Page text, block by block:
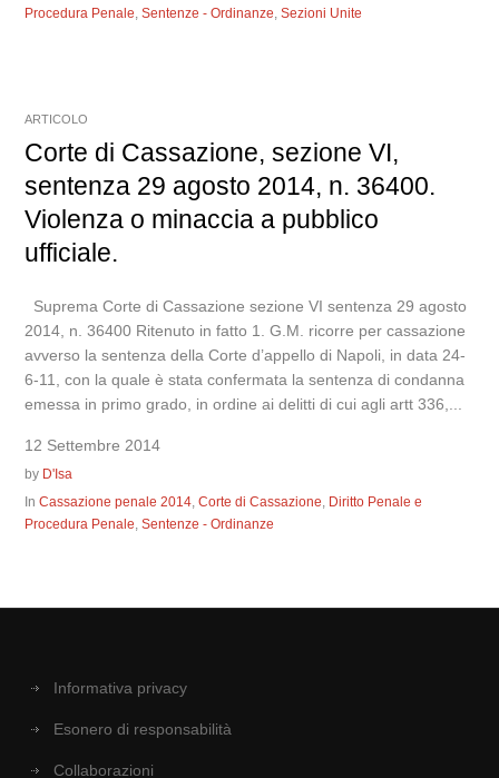
Procedura Penale,Sentenze - Ordinanze,Sezioni Unite
ARTICOLO
Corte di Cassazione, sezione VI,
sentenza 29 agosto 2014, n. 36400.
Violenza o minaccia a pubblico
ufficiale.
Suprema Corte di Cassazione sezione VI sentenza 29 agosto
2014, n. 36400 Ritenuto in fatto 1. G.M. ricorre per cassazione
avverso la sentenza della Corte d’appello di Napoli, in data 24-
6-11, con la quale è stata confermata la sentenza di condanna
emessa in primo grado, in ordine ai delitti di cui agli artt 336,...
12 Settembre 2014
by D'Isa
InCassazione penale 2014,Corte di Cassazione, Diritto Penale e
Procedura Penale,Sentenze - Ordinanze
Informativa privacy
Esonero di responsabilità
Collaborazioni